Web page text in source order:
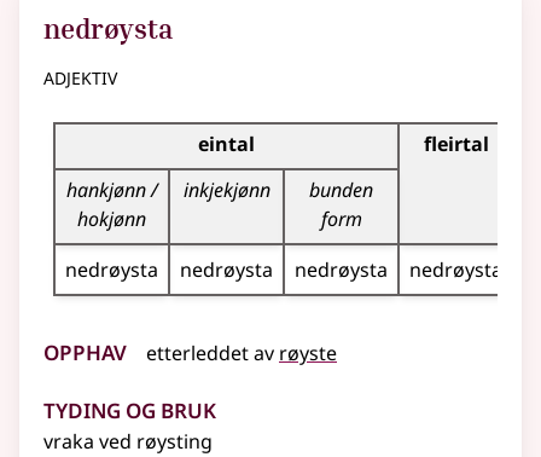
nedrøysta
adjektiv
Bøyningstabell for dette adjektivet
eintal
fleirtal
hankjønn /
hokjønn
inkjekjønn
bunden
form
nedrøysta
nedrøysta nedrøysta nedrøysta
Opphav etterleddet av røyste
Tyding og bruk
vraka ved røysting